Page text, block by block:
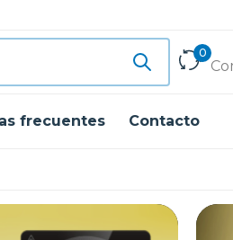
0
frecuentes Contacto